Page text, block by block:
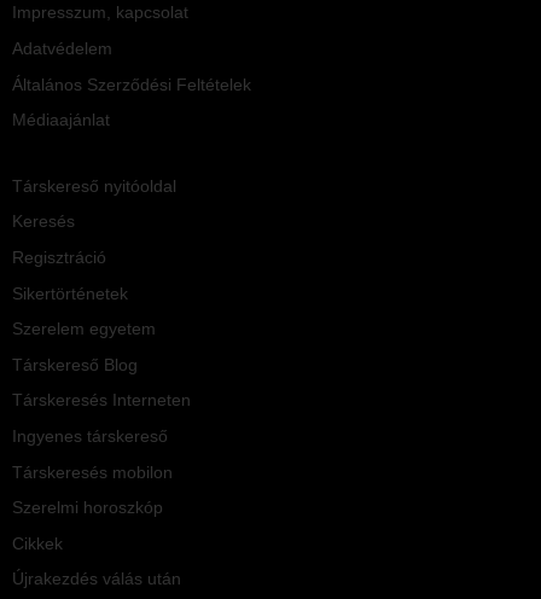
Impresszum, kapcsolat
Adatvédelem
Általános Szerződési Feltételek
Médiaajánlat
Társkereső nyitóoldal
Keresés
Regisztráció
Sikertörténetek
Szerelem egyetem
Társkereső Blog
Társkeresés Interneten
Ingyenes társkereső
Társkeresés mobilon
Szerelmi horoszkóp
Cikkek
Újrakezdés válás után